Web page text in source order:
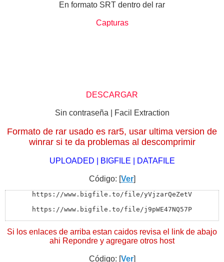
En formato SRT dentro del rar
Capturas
DESCARGAR
Sin contraseña | Facil Extraction
Formato de rar usado es rar5, usar ultima version de
winrar si te da problemas al descomprimir
UPLOADED | BIGFILE | DATAFILE
Código: [Ver]
https://www.bigfile.to/file/yVjzarQeZetV
https://www.bigfile.to/file/j9pWE47NQ57P
http://www.datafile.com/d/TWpFd05qRTVORFUF9
http://www.datafile.com/d/TWpFd05qRTVNekkF9
Si los enlaces de arriba estan caidos revisa el link de abajo
ahi Repondre y agregare otros host
Código: [Ver]